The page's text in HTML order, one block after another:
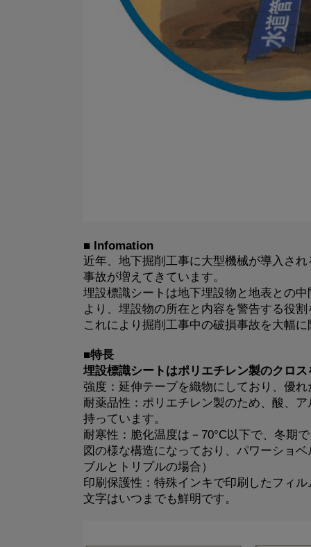
■ Infomation
近年、地下掘削工事に大型機械が導入さ
事故が増えてきています。
埋設標識シートは地下埋設物と地表との
より、埋設物の所在と内容を警告する役
これにより掘削工事中の破損事故を大幅
■特長
埋設標識シートはポリエチレン製のクロ
強度：延伸テープを織物にしており、優
耐薬品性：ポリエチレン製のため、酸、
持っています。
耐寒性：脆化温度は－70°C以下で、冬期
図の様な構造になっており、パワーショ
ブルとトリプルの場合）
印刷保護性：特殊インキで印刷したフィ
文字はいつまでも鮮明です。